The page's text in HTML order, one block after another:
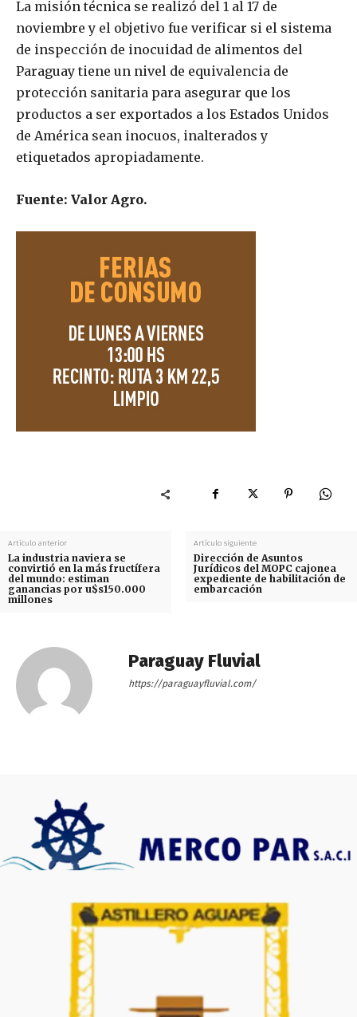
La misión técnica se realizó del 1 al 17 de
noviembre y el objetivo fue verificar si el sistema
de inspección de inocuidad de alimentos del
Paraguay tiene un nivel de equivalencia de
protección sanitaria para asegurar que los
productos a ser exportados a los Estados Unidos
de América sean inocuos, inalterados y
etiquetados apropiadamente.
Fuente: Valor Agro.
Artículo anterior
La industria naviera se
convirtió en la más fructífera
del mundo: estiman
ganancias por u$s150.000
millones
Artículo siguiente
Dirección de Asuntos
Jurídicos del MOPC cajonea
expediente de habilitación de
embarcación
Paraguay Fluvial
https://paraguayfluvial.com/